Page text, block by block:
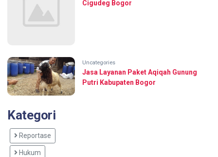
Cigudeg Bogor
Uncategories
Jasa Layanan Paket Aqiqah Gunung
Putri Kabupaten Bogor
Kategori
Reportase
Hukum